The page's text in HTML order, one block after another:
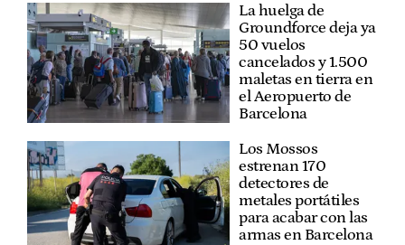
La huelga de
Groundforce deja ya
50 vuelos
cancelados y 1.500
maletas en tierra en
el Aeropuerto de
Barcelona
Los Mossos
estrenan 170
detectores de
metales portátiles
para acabar con las
armas en Barcelona